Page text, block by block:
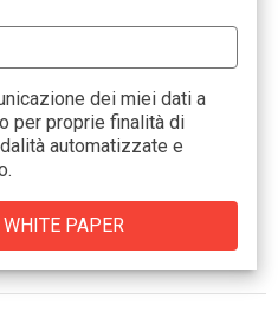
dei miei dati a
per proprie finalità di
automatizzate e